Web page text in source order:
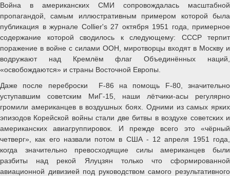
Война в американских СМИ сопровождалась масштабной
пропагандой, самым иллюстративным примером которой была
публикация в журнале Collier's 27 октября 1951 года, примерное
содержание которой сводилось к следующему: СССР терпит
поражение в войне с силами ООН, миротворцы входят в Москву и
водружают над Кремлём флаг Объединённых наций,
«освобождаются» и страны Восточной Европы.
Даже после переброски F-86 на помощь F-80, значительно
уступавшим советским МиГ-15, наши лётчики-асы регулярно
громили американцев в воздушных боях. Одними из самых ярких
эпизодов Корейской войны стали две битвы в воздухе советских и
американских авиагруппировок. И прежде всего это «чёрный
четверг», как его назвали потом в США - 12 апреля 1951 года,
когда значительно превосходящие силы американцев были
разбиты над рекой Ялуцзян только что сформированной
авиационной дивизией под руководством самого результативного